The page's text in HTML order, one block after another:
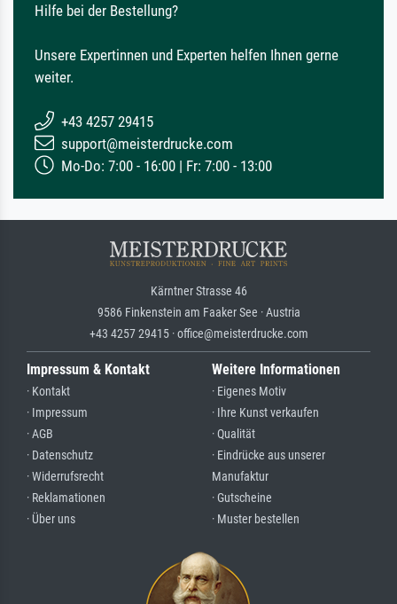
Hilfe bei der Bestellung?
Unsere Expertinnen und Experten helfen Ihnen gerne
weiter.
+43 4257 29415
support@meisterdrucke.com
Mo-Do: 7:00 - 16:00 | Fr: 7:00 - 13:00
Kärntner Strasse 46
9586 Finkenstein am Faaker See · Austria
+43 4257 29415 · office@meisterdrucke.com
Impressum & Kontakt
· Kontakt
· Impressum
· AGB
· Datenschutz
· Widerrufsrecht
· Reklamationen
· Über uns
Weitere Informationen
· Eigenes Motiv
· Ihre Kunst verkaufen
· Qualität
· Eindrücke aus unserer
Manufaktur
· Gutscheine
· Muster bestellen